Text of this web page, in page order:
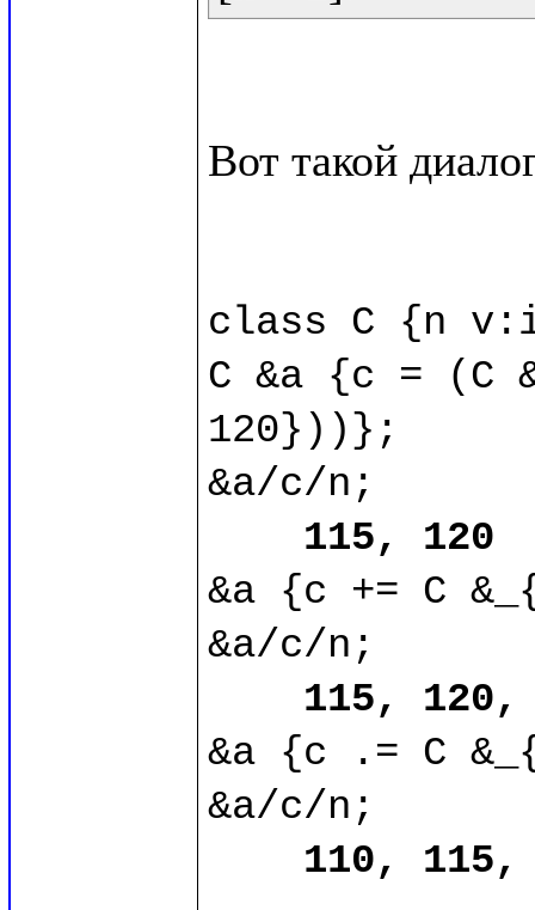
Вот такой
class C {n
C &a {c = (C
120}))};
&a/c/n;
115, 120
&a {c += C
&a/c/n;
115, 120,
&a {c .= C
&a/c/n;
110, 115,